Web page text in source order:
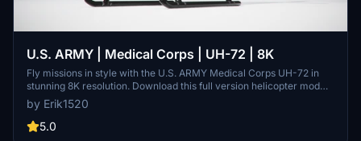
U.S. ARMY | Medical Corps | UH-72 | 8K
Fly missions in style with the U.S. ARMY Medical Corps UH-72 in
stunning 8K resolution. Download this full version helicopter mod
now for an immersive flight experience. Support the creator and
share your feedback for more exciting projects. - Erik
by Erik1520
5.0